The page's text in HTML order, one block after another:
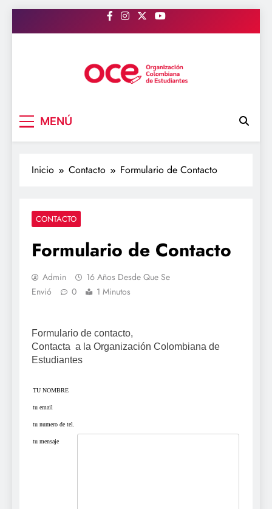
al
MENÚ
Inicio Contacto Formulario de Contacto
CONTACTO
Formulario de Contacto
Admin
16 Años Desde Que Se
Envió
0 1 Minutos
Formulario de contacto,
Contacta a la Organización Colombiana de
Estudiantes
TU NOMBRE
tu email
tu numero de tel.
tu mensaje